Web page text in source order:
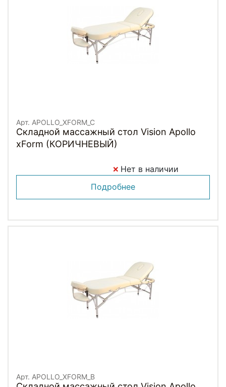
Арт. APOLLO_XFORM_C
Складной массажный стол Vision Apollo
xForm (КОРИЧНЕВЫЙ)
Нет в наличии
Подробнее
Арт. APOLLO_XFORM_B